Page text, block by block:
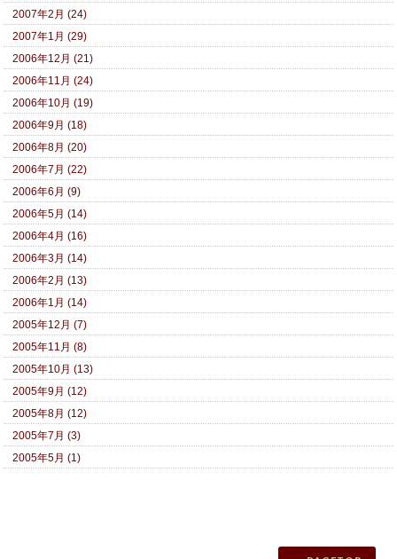
2007年2月 (24)
2007年1月 (29)
2006年12月 (21)
2006年11月 (24)
2006年10月 (19)
2006年9月 (18)
2006年8月 (20)
2006年7月 (22)
2006年6月 (9)
2006年5月 (14)
2006年4月 (16)
2006年3月 (14)
2006年2月 (13)
2006年1月 (14)
2005年12月 (7)
2005年11月 (8)
2005年10月 (13)
2005年9月 (12)
2005年8月 (12)
2005年7月 (3)
2005年5月 (1)